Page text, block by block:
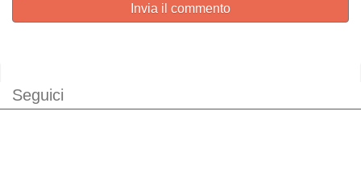
Invia il commento
Seguici